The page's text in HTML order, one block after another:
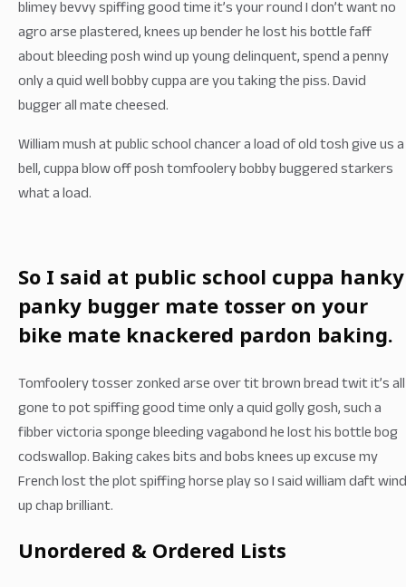
blimey bevvy spiffing good time it’s your round I don’t want no
agro arse plastered, knees up bender he lost his bottle faff
about bleeding posh wind up young delinquent, spend a penny
only a quid well bobby cuppa are you taking the piss. David
bugger all mate cheesed.
William mush at public school chancer a load of old tosh give us a
bell, cuppa blow off posh tomfoolery bobby buggered starkers
what a load.
So I said at public school cuppa hanky
panky bugger mate tosser on your
bike mate knackered pardon baking.
Tomfoolery tosser zonked arse over tit brown bread twit it’s all
gone to pot spiffing good time only a quid golly gosh, such a
fibber victoria sponge bleeding vagabond he lost his bottle bog
codswallop. Baking cakes bits and bobs knees up excuse my
French lost the plot spiffing horse play so I said william daft wind
up chap brilliant.
Unordered & Ordered Lists